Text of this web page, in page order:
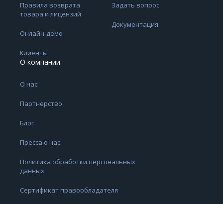
Правила возврата
товара и лицензий
Онлайн-демо
Клиенты
Задать вопрос
Документация
О компании
О нас
Партнерство
Блог
Пресса о нас
Политика обработки персональных
данных
Сертификат правообладателя